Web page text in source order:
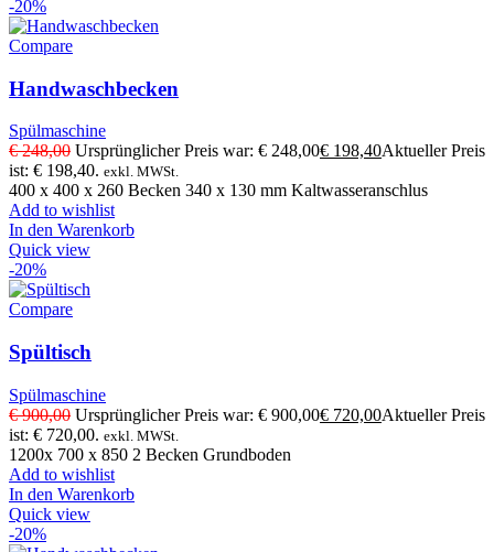
-20%
Compare
Handwaschbecken
Spülmaschine
€248,00 Ursprünglicher Preis war: € 248,00€ 198,40Aktueller Preis
ist: € 198,40. exkl. MWSt.
400 x 400 x 260 Becken 340 x 130 mm Kaltwasseranschlus
Add to wishlist
In den Warenkorb
Quick view
-20%
Compare
Spültisch
Spülmaschine
€900,00 Ursprünglicher Preis war: € 900,00€ 720,00Aktueller Preis
ist: € 720,00. exkl. MWSt.
1200x 700 x 850 2 Becken Grundboden
Add to wishlist
In den Warenkorb
Quick view
-20%